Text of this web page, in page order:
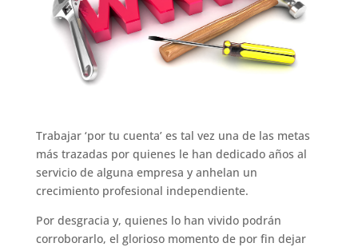
o
o
k
p
p
n m ti
r
Trabajar ‘por tu cuenta’ es tal vez una de las metas
más trazadas por quienes le han dedicado años al
servicio de alguna empresa y anhelan un
crecimiento profesional independiente.
Por desgracia y, quienes lo han vivido podrán
corroborarlo, el glorioso momento de por fin dejar